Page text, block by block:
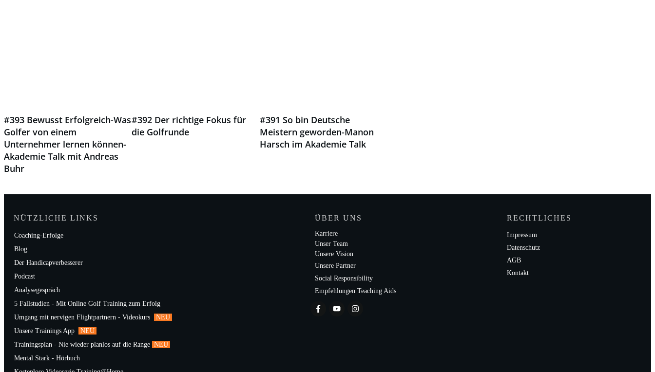
#393 Bewusst Erfolgreich-Was
Golfer von einem
Unternehmer lernen können-
Akademie Talk mit Andreas
Buhr
#392 Der richtige Fokus für
die Golfrunde
#391 So bin Deutsche
Meistern geworden-Manon
Harsch im Akademie Talk
NÜTZLICHE LINKS
Coaching-Erfolge
Blog
Der Handicapverbesserer
Podcast
Analysegespräch
5 Fallstudien - Mit Online Golf Training zum Erfolg
Umgang mit nervigen Flightpartnern - Videokurs
NEU
Unsere Trainings App
NEU
Trainingsplan - Nie wieder planlos auf die Range NEU
Mental Stark - Hörbuch
ÜBER UNS
Karriere
Unser Team
Unsere Vision
Unsere Partner
Social Responsibility
Empfehlungen Teaching Aids
RECHTLICHES
Impressum
Datenschutz
AGB
Kontakt